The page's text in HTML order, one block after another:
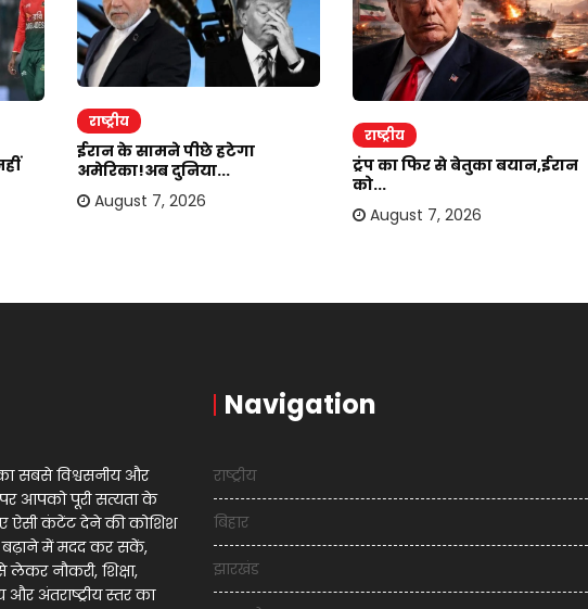
राष्ट्रीय
ईरान के सामने पीछे हटेगा
अमेरिका!अब दुनिया...
August 7, 2026
राष्ट्रीय
ट्रंप का फिर से बेतुका बयान,ईरान
को...
August 7, 2026
सबसे विश्वसनीय और
आपको पूरी सत्यता के
ऐसी कंटेंट देने की कोशिश
में मदद कर सकें,
नौकरी, शिक्षा,
और अंतराष्ट्रीय स्तर का
Navigation
राष्ट्रीय
बिहार
झारखंड